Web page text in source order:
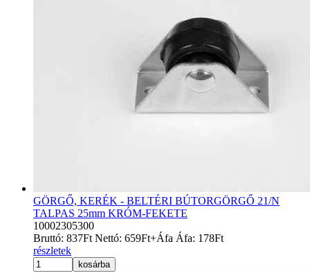
GÖRGŐ, KERÉK - BELTÉRI BÚTORGÖRGŐ 21/N
TALPAS 25mm KRÓM-FEKETE
10002305300
Bruttó: 837Ft Nettó: 659Ft+Áfa Áfa: 178Ft
részletek
kosárba